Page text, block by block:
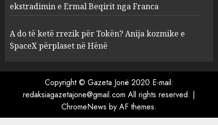
Zyrtarizohet kërkesa e
autoriteteve shqiptare për
ekstradimin e Ermal Beqirit
nga Franca
A do të ketë rrezik për Tokën?
Anija kozmike e SpaceX
përplaset në Hënë
ekstradimin e Ermal Beqirit nga Franca
A do të ketë rrezik për Tokën? Anija kozmike e
SpaceX përplaset në Hënë
Copyright © Gazeta Jonë 2020 E-mail:
redaksiagazetajone@gmail.com All rights reserved. |
ChromeNews by AF themes.